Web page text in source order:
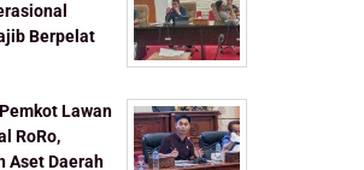
Berpelat
Lawan
RoRo,
Aset Daerah